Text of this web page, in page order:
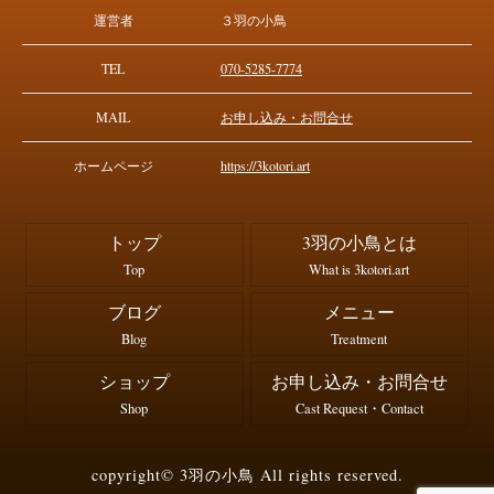
運営者 ３羽の小鳥
TEL 070-5285-7774
MAIL お申し込み・お問合せ
ホームページ https://3kotori.art
トップ
Top
3羽の小鳥とは
What is 3kotori.art
ブログ
Blog
メニュー
Treatment
ショップ
Shop
お申し込み・お問合せ
Cast Request・Contact
copyright© 3羽の小鳥 All rights reserved.